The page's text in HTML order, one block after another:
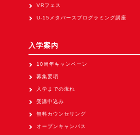
オートモーティブワールド2026
（1/21～23東京ビッグサイト）に出展。
（5/27～28 秋葉原UDX）に出展。
求人申込み
VRフェス
U-15メタバースプログラミング講座
入学案内
10周年キャンペーン
募集要項
入学までの流れ
受講申込み
無料カウンセリング
オープンキャンパス